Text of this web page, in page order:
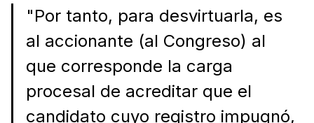
"Por tanto, para desvirtuarla, es
al accionante (al Congreso) al
que corresponde la carga
procesal de acreditar que el
candidato cuyo registro impugnó,